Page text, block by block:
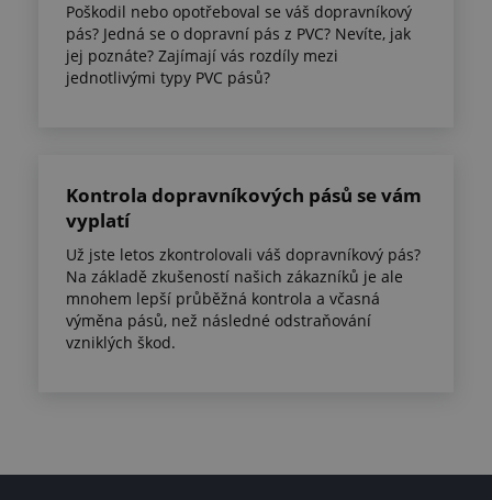
Poškodil nebo opotřeboval se váš dopravníkový
pás? Jedná se o dopravní pás z PVC? Nevíte, jak
jej poznáte? Zajímají vás rozdíly mezi
jednotlivými typy PVC pásů?
Kontrola dopravníkových pásů se vám
vyplatí
Už jste letos zkontrolovali váš dopravníkový pás?
Na základě zkušeností našich zákazníků je ale
mnohem lepší průběžná kontrola a včasná
výměna pásů, než následné odstraňování
vzniklých škod.